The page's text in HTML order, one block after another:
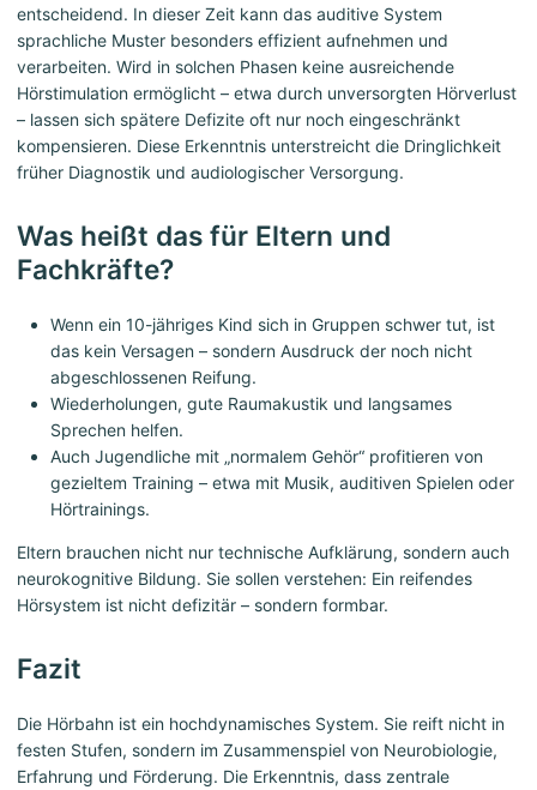
entscheidend. In dieser Zeit kann das auditive System
sprachliche Muster besonders effizient aufnehmen und
verarbeiten. Wird in solchen Phasen keine ausreichende
Hörstimulation ermöglicht – etwa durch unversorgten Hörverlust
– lassen sich spätere Defizite oft nur noch eingeschränkt
kompensieren. Diese Erkenntnis unterstreicht die Dringlichkeit
früher Diagnostik und audiologischer Versorgung.
Was heißt das für Eltern und
Fachkräfte?
Wenn ein 10-jähriges Kind sich in Gruppen schwer tut, ist
das kein Versagen – sondern Ausdruck der noch nicht
abgeschlossenen Reifung.
Wiederholungen, gute Raumakustik und langsames
Sprechen helfen.
Auch Jugendliche mit „normalem Gehör“ profitieren von
gezieltem Training – etwa mit Musik, auditiven Spielen oder
Hörtrainings.
Eltern brauchen nicht nur technische Aufklärung, sondern auch
neurokognitive Bildung. Sie sollen verstehen: Ein reifendes
Hörsystem ist nicht defizitär – sondern formbar.
Fazit
Die Hörbahn ist ein hochdynamisches System. Sie reift nicht in
festen Stufen, sondern im Zusammenspiel von Neurobiologie,
Erfahrung und Förderung. Die Erkenntnis, dass zentrale